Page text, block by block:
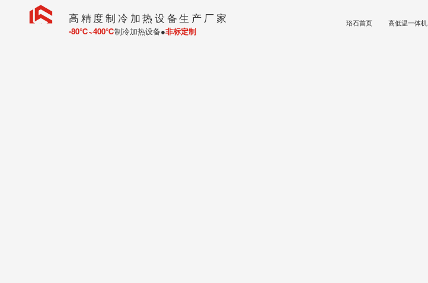
高精度制冷加热设备生产厂家
-80℃~400℃制冷加热设备●非标定制
珞石首页 高低温一体机